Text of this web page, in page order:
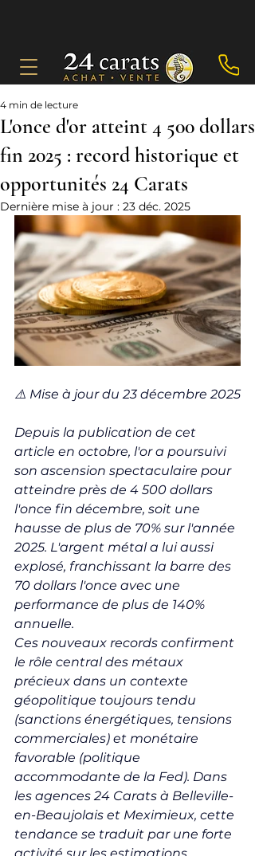
L'once d'or atteint 4 500 dollars
fin 2025 : record historique et
opportunités 24 Carats
4 min de lecture
Dernière mise à jour : 23 déc. 2025
⚠️ Mise à jour du 23 décembre 2025
Depuis la publication de cet
article en octobre, l'or a poursuivi
son ascension spectaculaire pour
atteindre près de 4 500 dollars
l'once fin décembre, soit une
hausse de plus de 70% sur l'année
2025. L'argent métal a lui aussi
explosé, franchissant la barre des
70 dollars l'once avec une
performance de plus de 140%
annuelle.
Ces nouveaux records confirment
le rôle central des métaux
précieux dans un contexte
géopolitique toujours tendu
(sanctions énergétiques, tensions
commerciales) et monétaire
favorable (politique
accommodante de la Fed). Dans
les agences 24 Carats à Belleville-
en-Beaujolais et Meximieux, cette
tendance se traduit par une forte